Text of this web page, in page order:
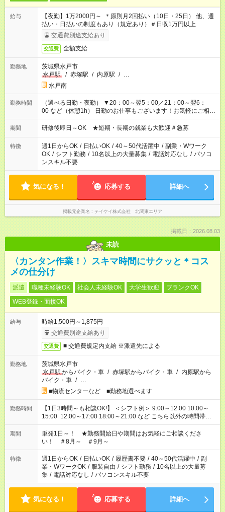
給与
【夜勤】1万2000円～ ＊原則月2回払い（10日・25日） 他、週
払い・日払いの制度もあり（規定あり）＃日収1万円以上
交通費別途支給あり
交通費 全額支給
勤務地
茨城県水戸市
水戸駅
/ 赤塚駅 / 内原駅 / …
水戸南
勤務時間
（選べる日勤・夜勤） ▼20：00～翌5：00／21：00～翌6：
00 など（休憩1h） 日勤のお仕事もございます！お気軽にご相談
ください！
期間 研修後即日～OK ★短期・長期の就業も大歓迎＃急募
特徴 週1日からOK / 日払いOK / 40～50代活躍中 / 副業・Wワーク
OK / シフト勤務 / 10名以上の大量募集 / 電話対応なし / パソコ
ンスキル不要
気になる！ 応募する 詳細へ
掲載元企業名 テイケイ株式会社 北関東エリア
掲載日：2026.08.03
未読
〈カンタン作業！〉スキマ時間にサクッと＊コス
メの仕分け
派遣 職種未経験OK 社会人未経験OK 大学生歓迎
ブランクOK
WEB登録・面接OK
給与
時給1,500円～1,875円
交通費別途支給あり
交通費 ■ 交通費規定内支給 ※派遣先による
勤務地
茨城県水戸市
水戸駅からバイク・車 / 赤塚駅からバイク・車 / 内原駅から
バイク・車 / …
■物流センターなど ■勤務地選べます
勤務時間
【1日3時間～も相談OK!】 ＜シフト例＞ 9:00～12:00 10:00～
15:00 12:00～17:00 18:00～21:00 など こちら以外の時間帯も
お気軽にご相談ください！
期間
単発1日～！ ★勤務開始日や期間はお気軽にご相談くださ
い！ ＃8月～ ＃9月～
特徴 週1日からOK / 日払いOK / 履歴書不要 / 40～50代活躍中 / 副
業・WワークOK / 服装自由 / シフト勤務 / 10名以上の大量募
集 / 電話対応なし / パソコンスキル不要
気になる！ 応募する 詳細へ